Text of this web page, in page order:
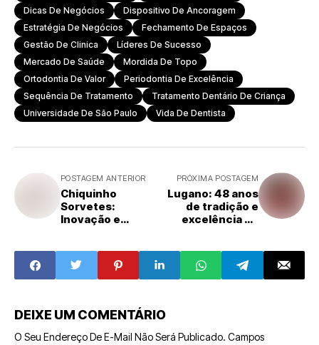
Dicas De Negócios
Dispositivo De Ancoragem
Estratégia De Negócios
Fechamento De Espaços
Gestão De Clinica
Líderes De Sucesso
Mercado De Saúde
Mordida De Topo
Ortodontia De Valor
Periodontia De Excelência
Sequência De Tratamento
Tratamento Dentário De Criança
Universidade De São Paulo
Vida De Dentista
POSTAGEM ANTERIOR
Chiquinho
Sorvetes:
Inovação e
Impulsionam
Crescimento
PRÓXIMA POSTAGEM
Lugano: 48 anos
de tradição e
excelência no
DEIXE UM COMENTÁRIO
O Seu Endereço De E-Mail Não Será Publicado. Campos